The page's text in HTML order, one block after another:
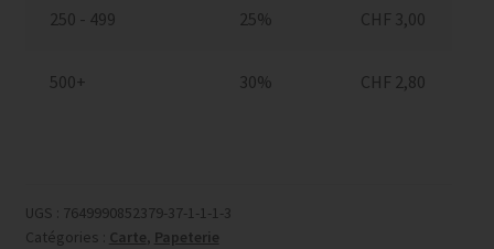
250 - 499 25% CHF 3,00
500+ 30% CHF 2,80
UGS : 7649990852379-37-1-1-1-3
Catégories : Carte, Papeterie